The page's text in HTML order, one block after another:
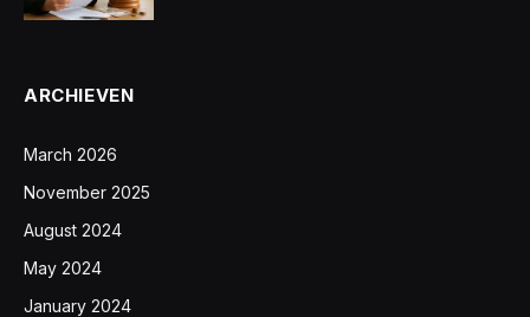
ARCHIEVEN
March 2026
November 2025
August 2024
May 2024
January 2024